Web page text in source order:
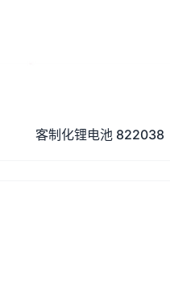
客制化锂电池 822038